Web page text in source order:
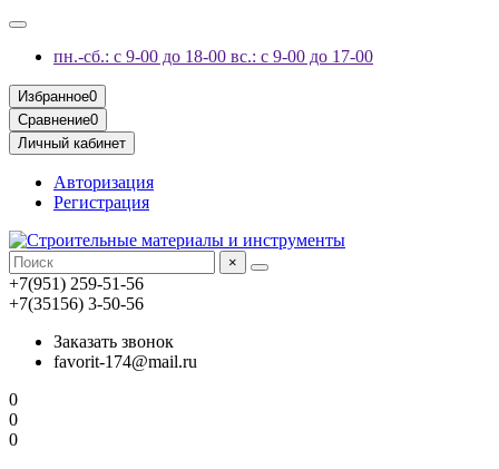
пн.-сб.: с 9-00 до 18-00 вс.: с 9-00 до 17-00
Избранное0
Сравнение0
Личный кабинет
Авторизация
Регистрация
×
+7(951) 259-51-56
+7(35156) 3-50-56
Заказать звонок
favorit-174@mail.ru
0
0
0